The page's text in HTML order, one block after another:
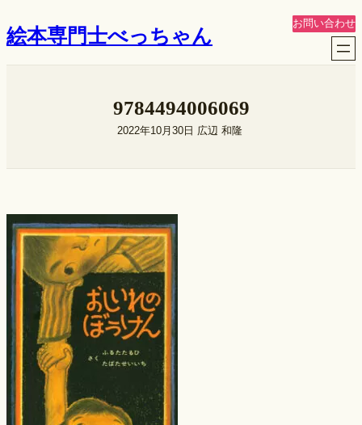
容
絵本専門士べっちゃん
お問い合わせ
9784494006069
2022年10月30日 広辺 和隆